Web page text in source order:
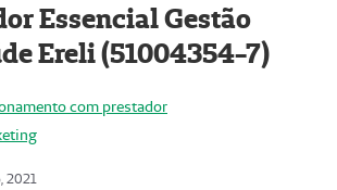
Essencial Gestão
Ereli (51004354-7)
com prestador
2021